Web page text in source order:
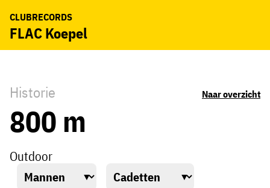
CLUBRECORDS
FLAC Koepel
Historie Naar overzicht
800 m
Outdoor